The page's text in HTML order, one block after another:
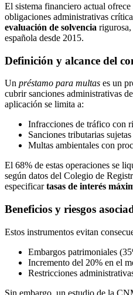
El sistema financiero actual
obligaciones administrativas
evaluación de solvencia rigurosa,
española desde 2015.
Definición y alcance del
Un préstamo para multas es un
cubrir sanciones administrativas
aplicación se limita a:
Infracciones de tráfico con
Sanciones tributarias
Multas ambientales con
El 68% de estas operaciones se
según datos del Colegio de
especificartasas de interés
Beneficios y riesgos
Estos instrumentos evitan
Embargos patrimoniales
Incremento del 20% en el
Restricciones
Sin embargo, un estudio de la